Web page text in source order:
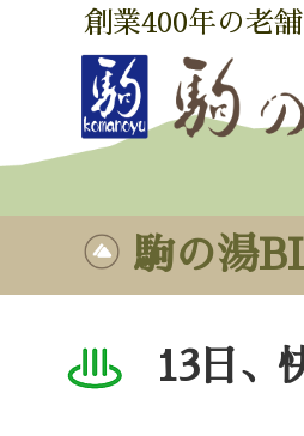
創業400年の老
駒の湯
13日、